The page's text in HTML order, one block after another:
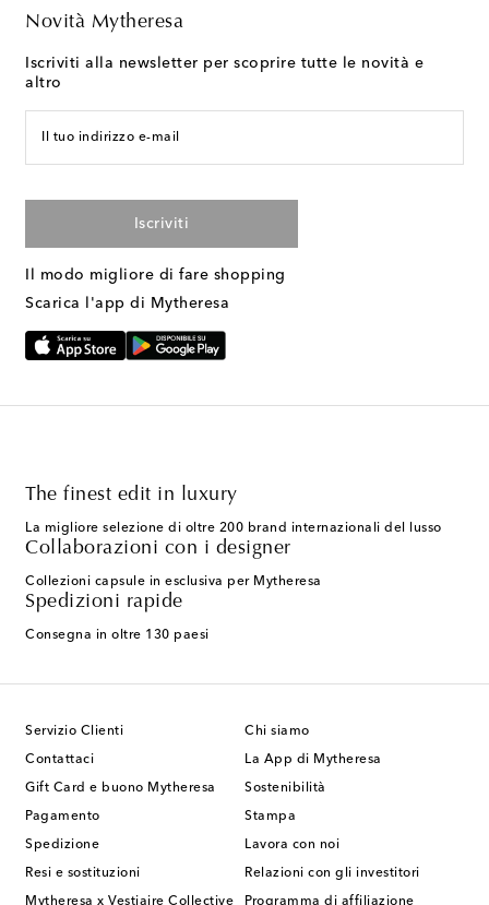
Novità Mytheresa
Iscriviti alla newsletter per scoprire tutte le novità e
altro
Il tuo indirizzo e-mail
Iscriviti
Il modo migliore di fare shopping
Scarica l'app di Mytheresa
The finest edit in luxury
La migliore selezione di oltre 200 brand internazionali del lusso
Collaborazioni con i designer
Collezioni capsule in esclusiva per Mytheresa
Spedizioni rapide
Consegna in oltre 130 paesi
Servizio Clienti
Contattaci
Gift Card e buono Mytheresa
Pagamento
Spedizione
Resi e sostituzioni
Mytheresa x Vestiaire Collective
Chi siamo
La App di Mytheresa
Sostenibilità
Stampa
Lavora con noi
Relazioni con gli investitori
Programma di affiliazione